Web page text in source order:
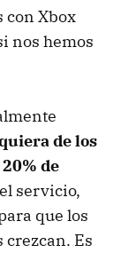
con Xbox
nos hemos
de los
de
servicio,
que los
crezcan. Es